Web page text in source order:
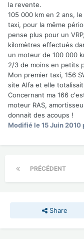
la revente.
105 000 km en 2 ans,
taxi, pour la même
pense plus pour un
kilomètres effectués
un moteur de 100 000
2/3 de moins en petits
Mon premier taxi, 156
site Alfa et elle
Concernant ma 166
moteur RAS,
donnait des acoups !
Modifiéle 15 Juin 2010
PRÉCÉDENT
Share